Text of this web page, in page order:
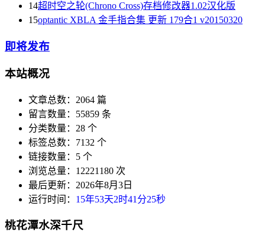
14超时空之轮(Chrono Cross)存档修改器1.02汉化版
15optantic XBLA 金手指合集 更新 179合1 v20150320
即将发布
本站概况
文章总数：2064 篇
留言数量：55859 条
分类数量：28 个
标签总数：7132 个
链接数量：5 个
浏览总量：12221180 次
最后更新：2026年8月3日
运行时间： 15年53天2时41分25秒
桃花潭水深千尺